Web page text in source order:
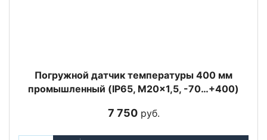
Погружной датчик температуры 400 мм
промышленный (IP65, M20x1,5, -70…+400)
7 750руб.